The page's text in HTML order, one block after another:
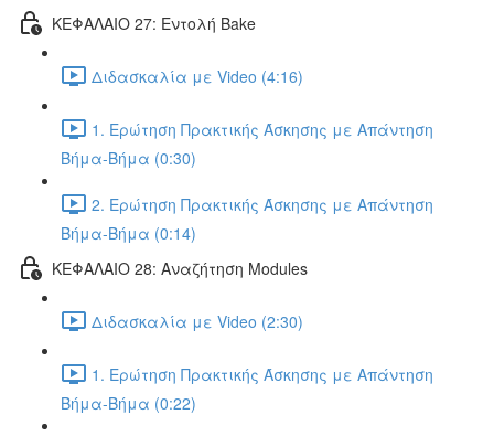
ΚΕΦΑΛΑΙΟ 27: Εντολή Bake
Διδασκαλία με Video (4:16)
1. Ερώτηση Πρακτικής Άσκησης με Απάντηση
Βήμα-Βήμα (0:30)
2. Ερώτηση Πρακτικής Άσκησης με Απάντηση
Βήμα-Βήμα (0:14)
ΚΕΦΑΛΑΙΟ 28: Αναζήτηση Modules
Διδασκαλία με Video (2:30)
1. Ερώτηση Πρακτικής Άσκησης με Απάντηση
Βήμα-Βήμα (0:22)